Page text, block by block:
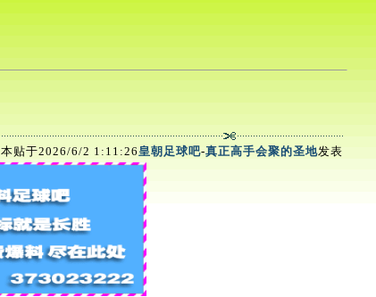
本贴于2026/6/2 1:11:26皇朝足球吧-真正高手会聚的圣地发表